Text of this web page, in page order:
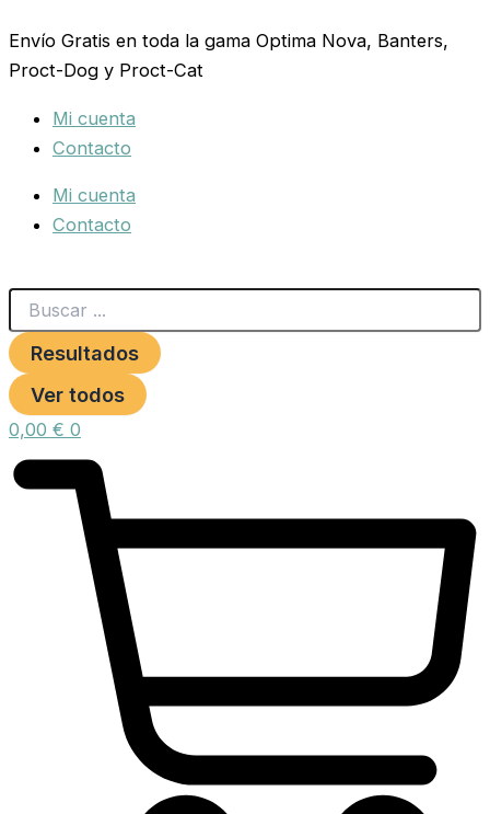
al
contenido
Envío Gratis en toda la gama Optima Nova, Banters,
Proct-Dog y Proct-Cat
Mi cuenta
Contacto
Mi cuenta
Contacto
...
Resultados
Ver todos
0,00 € 0
NYLON
15x110
HAPPY
AZUL
cantidad